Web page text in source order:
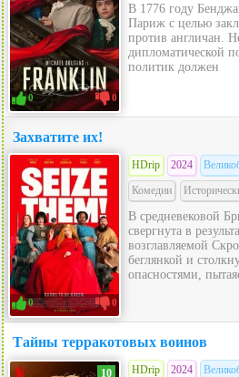
0 0
В 1776 году
Париж с целью
против англичан.
дипломатической
политик должен
Захватите их!
0 0
HDrip 2024
Комедии
В средневековой
свергнута в
возглавляемой
беглянкой и
опасностями,
Тайны терракотовых воинов
10 HDrip 2024